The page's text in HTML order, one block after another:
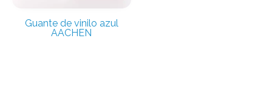
Guante de vinilo azul
AACHEN